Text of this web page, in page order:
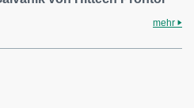
mehr